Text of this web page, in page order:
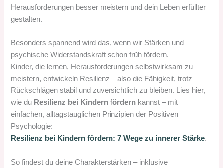
Herausforderungen besser meistern und dein Leben erfüllter
gestalten.
Besonders spannend wird das, wenn wir Stärken und
psychische Widerstandskraft schon früh fördern.
Kinder, die lernen, Herausforderungen selbstwirksam zu
meistern, entwickeln Resilienz – also die Fähigkeit, trotz
Rückschlägen stabil und zuversichtlich zu bleiben. Lies hier,
wie du Resilienz bei Kindern fördern kannst – mit
einfachen, alltagstauglichen Prinzipien der Positiven
Psychologie:
Resilienz bei Kindern fördern: 7 Wege zu innerer Stärke.
So findest du deine Charakterstärken – inklusive